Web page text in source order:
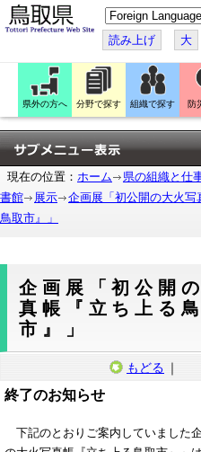
こ
の
ペ
ー
ジ
翻
訳
す
る
読み上げ 大
県外の方へ 分野で探す 組織で探す 防
現在の位置： ホーム 県の組織と仕
書館
展示
企画展「初公開の大火写
鳥取市』」
企画展「初公開
真帳『立ち上る
市』」
もどる ｜
終了のお知らせ
下記のとおりご案内していました